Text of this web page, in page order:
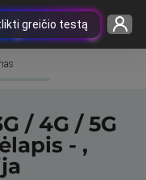
greičio testą
/ 4G / 5G
- ,